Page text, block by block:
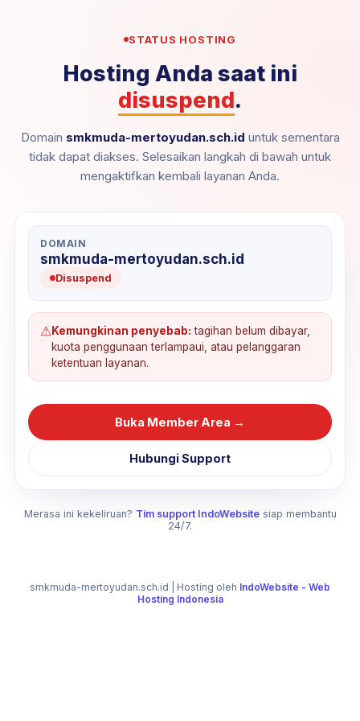
STATUS HOSTING
Hosting Anda saat ini
disuspend.
Domain smkmuda-mertoyudan.sch.id untuk sementara
tidak dapat diakses. Selesaikan langkah di bawah untuk
mengaktifkan kembali layanan Anda.
DOMAIN
smkmuda-mertoyudan.sch.id
Disuspend
⚠Kemungkinan penyebab: tagihan belum dibayar,
kuota penggunaan terlampaui, atau pelanggaran
ketentuan layanan.
Buka Member Area →
Hubungi Support
Merasa ini kekeliruan? Tim support IndoWebsitesiap membantu
24/7.
smkmuda-mertoyudan.sch.id | Hosting oleh IndoWebsite - Web
Hosting Indonesia